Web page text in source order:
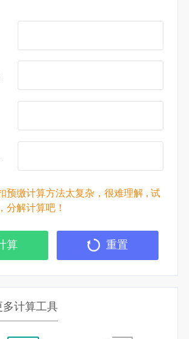
预缴计算方法太复杂，很难理解 , 试
分解计算吧！
算 重置
多计算工具